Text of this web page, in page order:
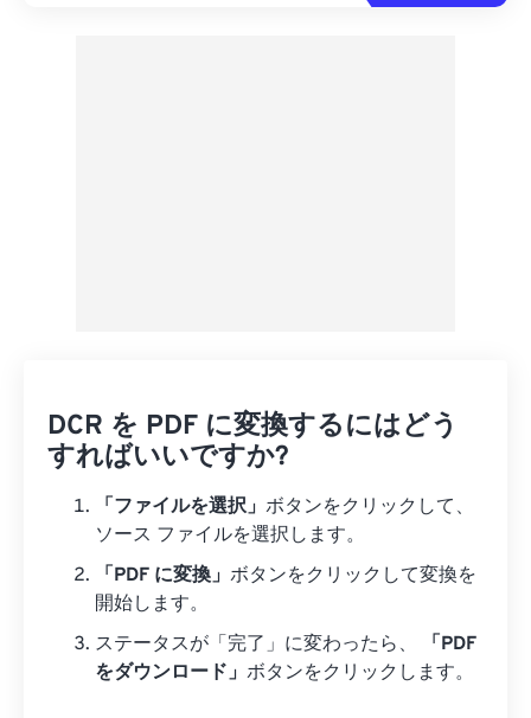
DCR を PDF に変換するにはどう
すればいいですか?
「ファイルを選択」 ボタンをクリックして、
ソース ファイルを選択します。
「PDF に変換」 ボタンをクリックして変換を
開始します。
ステータスが「完了」に変わったら、
「PDF
をダウンロード」 ボタンをクリックします。